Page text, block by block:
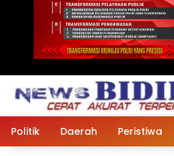
Politik Daerah Peristiwa